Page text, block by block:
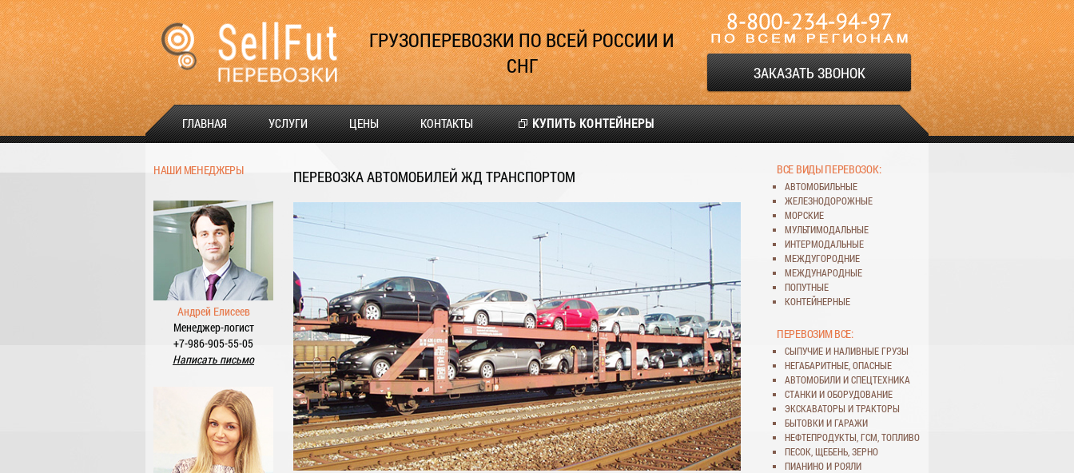
ГРУЗОПЕРЕВОЗКИ ПО ВСЕЙ РОССИИ И
СНГ
ЗАКАЗАТЬ ЗВОНОК
ГЛАВНАЯ УСЛУГИ ЦЕНЫ КОНТАКТЫ КУПИТЬ КОНТЕЙНЕРЫ
НАШИ МЕНЕДЖЕРЫ
Андрей Елисеев
Менеджер-логист
+7-986-905-55-05
Написать письмо
ПЕРЕВОЗКА АВТОМОБИЛЕЙ ЖД ТРАНСПОРТОМ ВСЕ ВИДЫ ПЕРЕВОЗОК:
АВТОМОБИЛЬНЫЕ
ЖЕЛЕЗНОДОРОЖНЫЕ
МОРСКИЕ
МУЛЬТИМОДАЛЬНЫЕ
ИНТЕРМОДАЛЬНЫЕ
МЕЖДУГОРОДНИЕ
МЕЖДУНАРОДНЫЕ
ПОПУТНЫЕ
КОНТЕЙНЕРНЫЕ
ПЕРЕВОЗИМ ВСЕ:
СЫПУЧИЕИНАЛИВНЫЕ ГРУЗЫ
НЕГАБАРИТНЫЕ ОПАСНЫЕ
АВТОМОБИЛИИСПЕЦТЕХНИКА
СТАНКИИОБОРУДОВАНИЕ
ЭКСКАВАТОРЫ ИТРАКТОРЫ
БЫТОВКИИГАРАЖИ
НЕФТЕПРОДУКТЫ ГСМ ТОПЛИВО
ПЕСОК ЩЕБЕНЬ ЗЕРНО
ПИАНИНО И РОЯЛИ